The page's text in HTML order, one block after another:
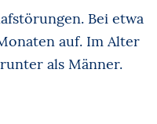
Bei etwa
auf. Im Alter
als Männer.